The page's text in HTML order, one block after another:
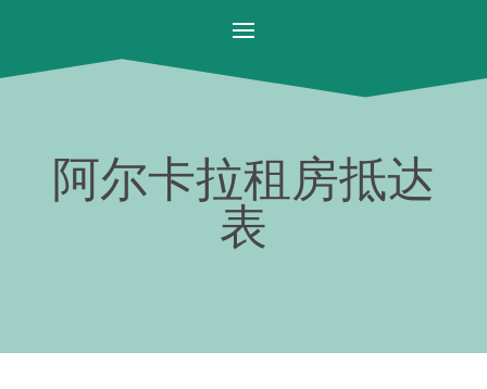
阿尔卡拉租房抵达
表